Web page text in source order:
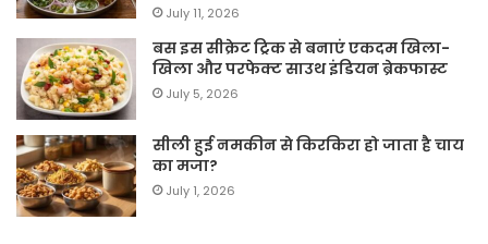
July 11, 2026
बस इस सीक्रेट ट्रिक से बनाएं एकदम खिला-
खिला और परफेक्ट साउथ इंडियन ब्रेकफास्ट
July 5, 2026
सीली हुई नमकीन से किरकिरा हो जाता है चाय
का मजा?
July 1, 2026